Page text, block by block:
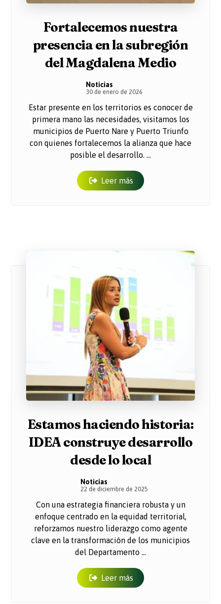
Fortalecemos nuestra
presencia en la subregión
del Magdalena Medio
Noticias
30 de enero de 2026
Estar presente en los territorios es conocer de
primera mano las necesidades, visitamos los
municipios de Puerto Nare y Puerto Triunfo
con quienes fortalecemos la alianza que hace
posible el desarrollo. ...
Leer más
Estamos haciendo historia:
IDEA construye desarrollo
desde lo local
Noticias
22 de diciembre de 2025
Con una estrategia financiera robusta y un
enfoque centrado en la equidad territorial,
reforzamos nuestro liderazgo como agente
clave en la transformación de los municipios
del Departamento ...
Leer más